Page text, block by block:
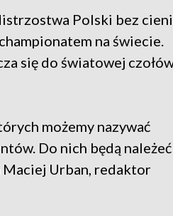
Polski bez
na świecie.
się do światowej
możemy nazywać
Do nich będą należeć
Maciej Urban, redaktor